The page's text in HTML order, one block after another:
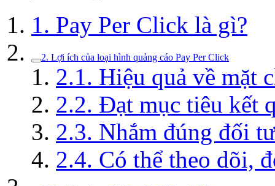
1. Pay Per Click là gì?
2. Lợi ích của loại hình quảng cáo Pay Per Click
2.1. Hiệu quả về mặt
2.2. Đạt mục tiêu kết
2.3. Nhắm đúng đối
2.4. Có thể theo dõi,